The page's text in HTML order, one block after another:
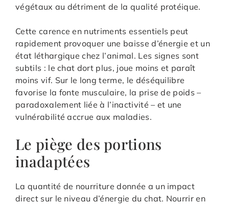
végétaux au détriment de la qualité protéique.
Cette carence en nutriments essentiels peut
rapidement provoquer une baisse d’énergie et un
état léthargique chez l’animal. Les signes sont
subtils : le chat dort plus, joue moins et paraît
moins vif. Sur le long terme, le déséquilibre
favorise la fonte musculaire, la prise de poids –
paradoxalement liée à l’inactivité – et une
vulnérabilité accrue aux maladies.
Le piège des portions
inadaptées
La quantité de nourriture donnée a un impact
direct sur le niveau d’énergie du chat. Nourrir en